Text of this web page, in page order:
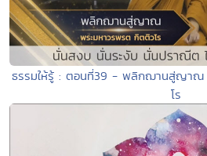
ธรรมให้รู้ : ตอนที่39 - พลิกฌานสู่ญาณ
โร